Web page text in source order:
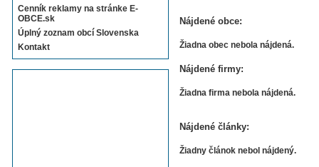
Cenník reklamy na stránke E-
OBCE.sk
Úplný zoznam obcí Slovenska
Kontakt
Nájdené obce:
Žiadna obec nebola nájdená.
Nájdené firmy:
Žiadna firma nebola nájdená.
Nájdené články:
Žiadny článok nebol nájdený.